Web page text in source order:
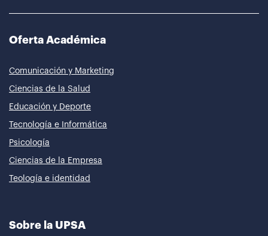
Oferta Académica
Comunicación y Marketing
Ciencias de la Salud
Educación y Deporte
Tecnología e Informática
Psicología
Ciencias de la Empresa
Teología e identidad
Sobre la UPSA